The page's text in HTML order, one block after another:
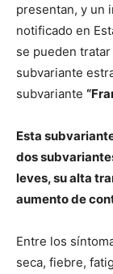
presentan, y un
notificado en
se pueden
subvariante
subvariante
Esta
dos
leves, su alta
aumento de
Entre los
seca, fiebre,